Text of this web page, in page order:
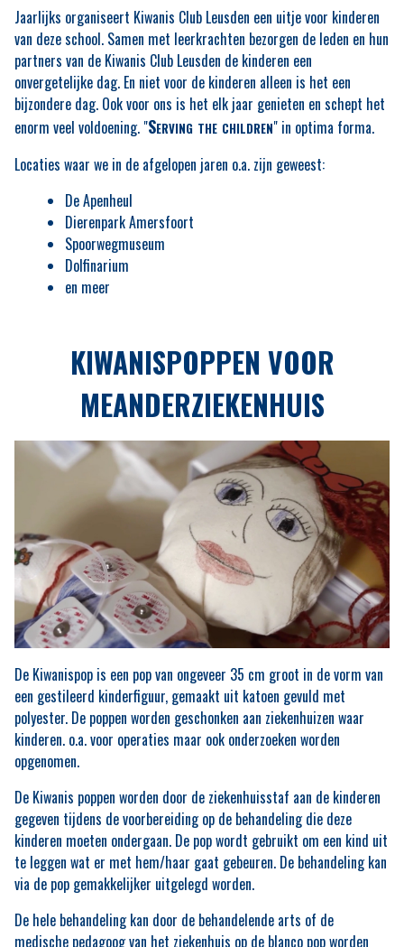
Jaarlijks organiseert Kiwanis Club Leusden een uitje voor kinderen
van deze school. Samen met leerkrachten bezorgen de leden en hun
partners van de Kiwanis Club Leusden de kinderen een
onvergetelijke dag. En niet voor de kinderen alleen is het een
bijzondere dag. Ook voor ons is het elk jaar genieten en schept het
enorm veel voldoening. "Serving the children" in optima forma.
Locaties waar we in de afgelopen jaren o.a. zijn geweest:
De Apenheul
Dierenpark Amersfoort
Spoorwegmuseum
Dolfinarium
en meer
KIWANISPOPPEN VOOR
MEANDERZIEKENHUIS
De Kiwanispop is een pop van ongeveer 35 cm groot in de vorm van
een gestileerd kinderfiguur, gemaakt uit katoen gevuld met
polyester. De poppen worden geschonken aan ziekenhuizen waar
kinderen. o.a. voor operaties maar ook onderzoeken worden
opgenomen.
De Kiwanis poppen worden door de ziekenhuisstaf aan de kinderen
gegeven tijdens de voorbereiding op de behandeling die deze
kinderen moeten ondergaan. De pop wordt gebruikt om een kind uit
te leggen wat er met hem/haar gaat gebeuren. De behandeling kan
via de pop gemakkelijker uitgelegd worden.
De hele behandeling kan door de behandelende arts of de
medische pedagoog van het ziekenhuis op de blanco pop worden